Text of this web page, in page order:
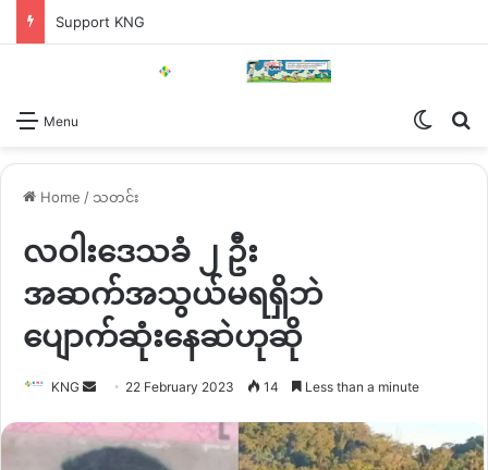
Support KNG
Menu
Home / သတင်း
လဝါးဒေသခံ ၂ ဦး
အဆက်အသွယ်မရရှိဘဲ
ပျောက်ဆုံးနေဆဲဟုဆို
KNG
Send
email
22 February 2023 14 Less than a minute